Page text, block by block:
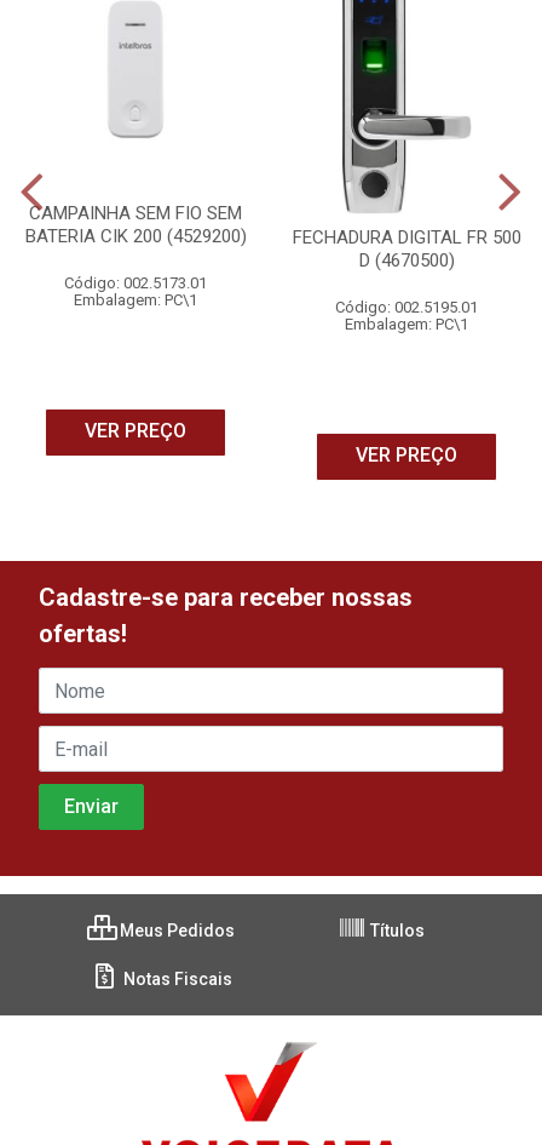
CAMPAINHA SEM FIO SEM
BATERIA CIK 200 (4529200)
Código: 002.5173.01
Embalagem: PC\1
VER PREÇO
FECHADURA DIGITAL FR 500
D (4670500)
Código: 002.5195.01
Embalagem: PC\1
VER PREÇO
Cadastre-se para receber nossas
ofertas!
Meus Pedidos Títulos
Notas Fiscais